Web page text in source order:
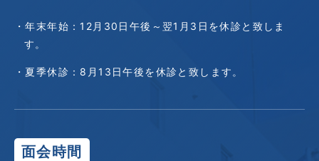
・年末年始：12月30日午後～翌1月3日を休診と致しま
す。
・夏季休診：8月13日午後を休診と致します。
面会時間